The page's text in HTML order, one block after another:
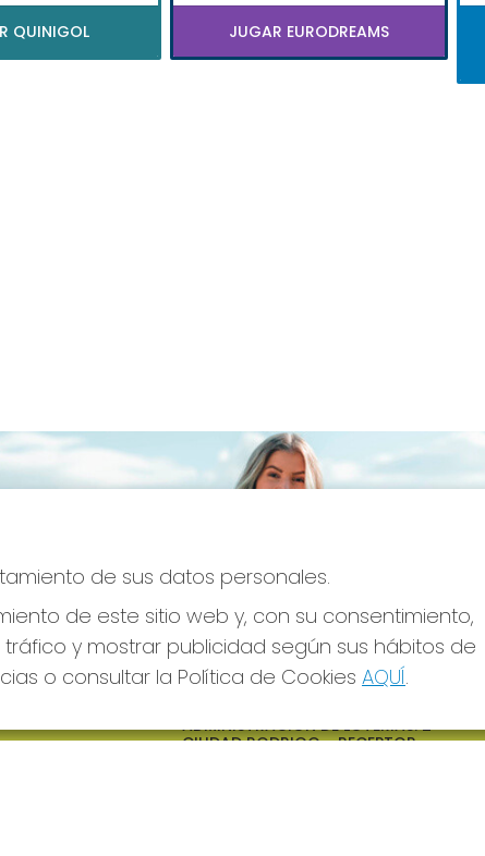
QUINIGOL JUGAR EURODREAMS
ADMINISTRACION DE LOTERIAS: 2-
CIUDAD RODRIGO - RECEPTOR
de sus datos personales.
de este sitio web y, con su consentimiento,
y mostrar publicidad según sus hábitos de
o consultar la Política de Cookies AQUÍ.